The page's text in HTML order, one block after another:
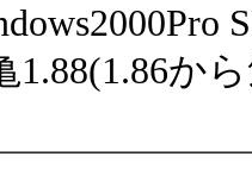
1.88(1.86か